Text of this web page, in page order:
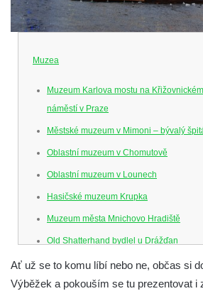
Muzea
Muzeum Karlova mostu na Křižovnickém
náměstí v Praze
Městské muzeum v Mimoni – bývalý
Oblastní muzeum v Chomutově
Oblastní muzeum v Lounech
Hasičské muzeum Krupka
Muzeum města Mnichovo Hradiště
Old Shatterhand bydlel u Drážďan
Venkovské zemědělské muzeum v
Kamenici
Ať už se to komu líbí nebo ne, občas si
Výběžek a pokouším se tu prezentovat i